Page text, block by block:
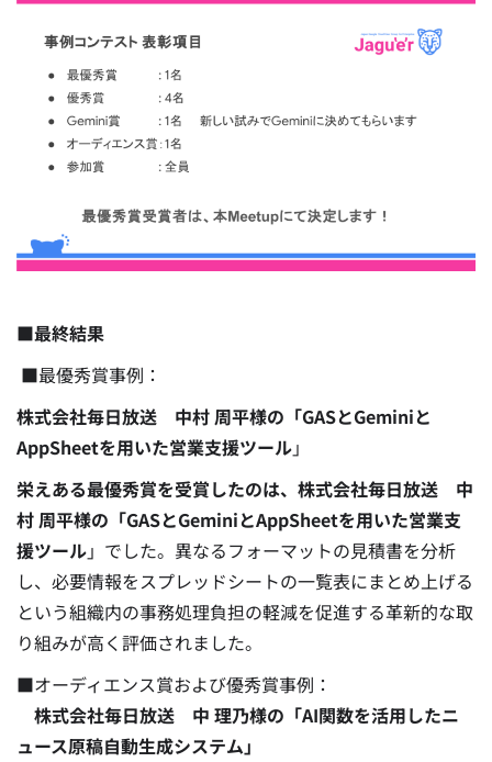
■最終結果
■最優秀賞事例：
株式会社毎日放送 中村 周平様の「GASとGeminiと
AppSheetを用いた営業支援ツール」
栄えある最優秀賞を受賞したのは、株式会社毎日放送 中
村 周平様の「GASとGeminiとAppSheetを用いた営業支
援ツール」でした。異なるフォーマットの見積書を分析
し、必要情報をスプレッドシートの一覧表にまとめ上げる
という組織内の事務処理負担の軽減を促進する革新的な取
り組みが高く評価されました。
■オーディエンス賞および優秀賞事例：
株式会社毎日放送 中 理乃様の「AI関数を活用したニ
ュース原稿自動生成システム」